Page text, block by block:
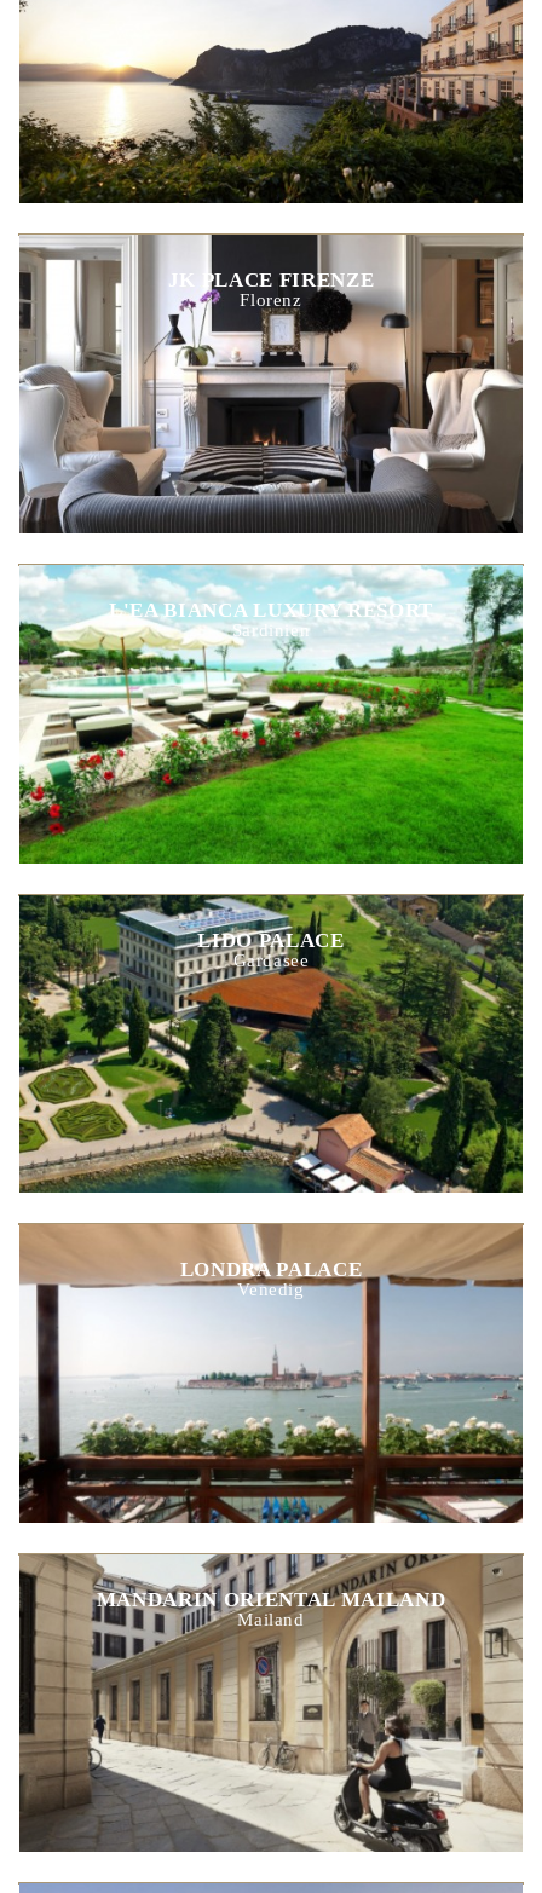
JK PLACE FIRENZE
Florenz
L'EA BIANCA LUXURY RESORT
Sardinien
LIDO PALACE
Gardasee
LONDRA PALACE
Venedig
MANDARIN ORIENTAL MAILAND
Mailand